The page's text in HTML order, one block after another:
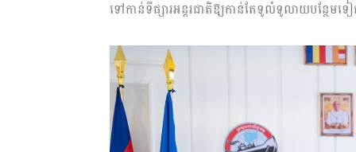
ទៅកាន់ទីផ្សារអន្តរជាតិឱ្យកាន់តែទូលំទូលាយបន្ថែម